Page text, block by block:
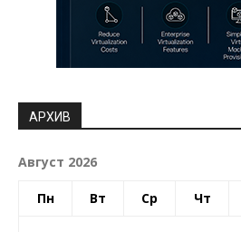
АРХИВ
Август 2026
Пн Вт Ср Чт